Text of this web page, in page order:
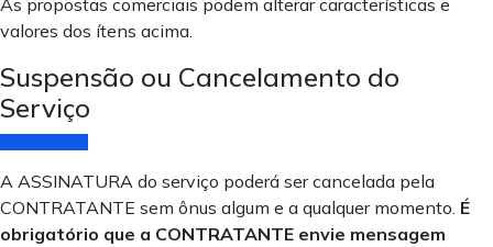
As propostas comerciais podem alterar características e
valores dos ítens acima.
Suspensão ou Cancelamento do
Serviço
A ASSINATURA do serviço poderá ser cancelada pela
CONTRATANTE sem ônus algum e a qualquer momento. É
obrigatório que a CONTRATANTE envie mensagem